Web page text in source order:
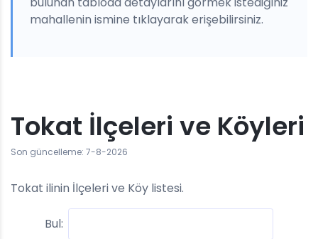
mahallenin ismine tıklayarak erişebilirsiniz.
Tokat İlçeleri ve Köyleri
Son güncelleme: 7-8-2026
Tokat ilinin İlçeleri ve Köy listesi.
Bul: